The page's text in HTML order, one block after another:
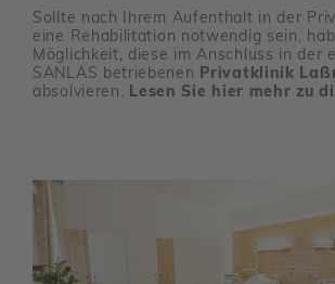
Sollte nach Ihrem Aufent­halt in der
eine Reha­bi­li­ta­tion notwendig sein,
Möglich­keit, diese im Anschluss in der
SANLAS betrie­benen Privat­klinik
absol­vieren. Lesen Sie hier mehr zu